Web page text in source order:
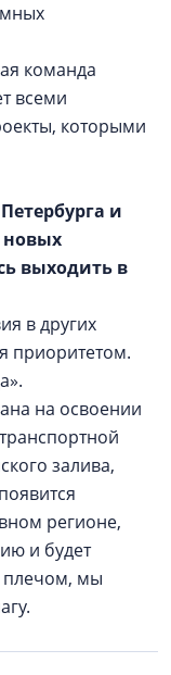
команда
всеми
которыми
и
новых
выходить в
в других
приоритетом.
на освоении
залива,
регионе,
и будет
мы